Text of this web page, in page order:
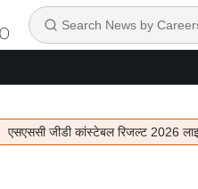
एसएससी जीडी कांस्टेबल रिजल्ट 2026